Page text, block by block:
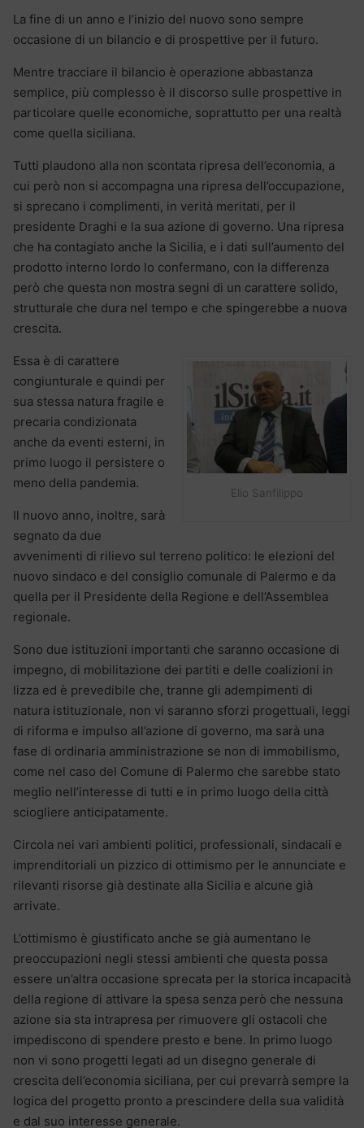
La fine di un anno e l’inizio del nuovo sono sempre
occasione di un bilancio e di prospettive per il futuro.
Mentre tracciare il bilancio è operazione abbastanza
semplice, più complesso è il discorso sulle prospettive in
particolare quelle economiche, soprattutto per una realtà
come quella siciliana.
Tutti plaudono alla non scontata ripresa dell’economia, a
cui però non si accompagna una ripresa dell’occupazione,
si sprecano i complimenti, in verità meritati, per il
presidente Draghi e la sua azione di governo. Una ripresa
che ha contagiato anche la Sicilia, e i dati sull’aumento del
prodotto interno lordo lo confermano, con la differenza
però che questa non mostra segni di un carattere solido,
strutturale che dura nel tempo e che spingerebbe a nuova
crescita.
Elio Sanfilippo
Essa è di carattere
congiunturale e quindi per
sua stessa natura fragile e
precaria condizionata
anche da eventi esterni, in
primo luogo il persistere o
meno della pandemia.
Il nuovo anno, inoltre, sarà
segnato da due
avvenimenti di rilievo sul terreno politico: le elezioni del
nuovo sindaco e del consiglio comunale di Palermo e da
quella per il Presidente della Regione e dell’Assemblea
regionale.
Sono due istituzioni importanti che saranno occasione di
impegno, di mobilitazione dei partiti e delle coalizioni in
lizza ed è prevedibile che, tranne gli adempimenti di
natura istituzionale, non vi saranno sforzi progettuali, leggi
di riforma e impulso all’azione di governo, ma sarà una
fase di ordinaria amministrazione se non di immobilismo,
come nel caso del Comune di Palermo che sarebbe stato
meglio nell’interesse di tutti e in primo luogo della città
sciogliere anticipatamente.
Circola nei vari ambienti politici, professionali, sindacali e
imprenditoriali un pizzico di ottimismo per le annunciate e
rilevanti risorse già destinate alla Sicilia e alcune già
arrivate.
L’ottimismo è giustificato anche se già aumentano le
preoccupazioni negli stessi ambienti che questa possa
essere un’altra occasione sprecata per la storica incapacità
della regione di attivare la spesa senza però che nessuna
azione sia sta intrapresa per rimuovere gli ostacoli che
impediscono di spendere presto e bene. In primo luogo
non vi sono progetti legati ad un disegno generale di
crescita dell’economia siciliana, per cui prevarrà sempre la
logica del progetto pronto a prescindere della sua validità
e dal suo interesse generale.